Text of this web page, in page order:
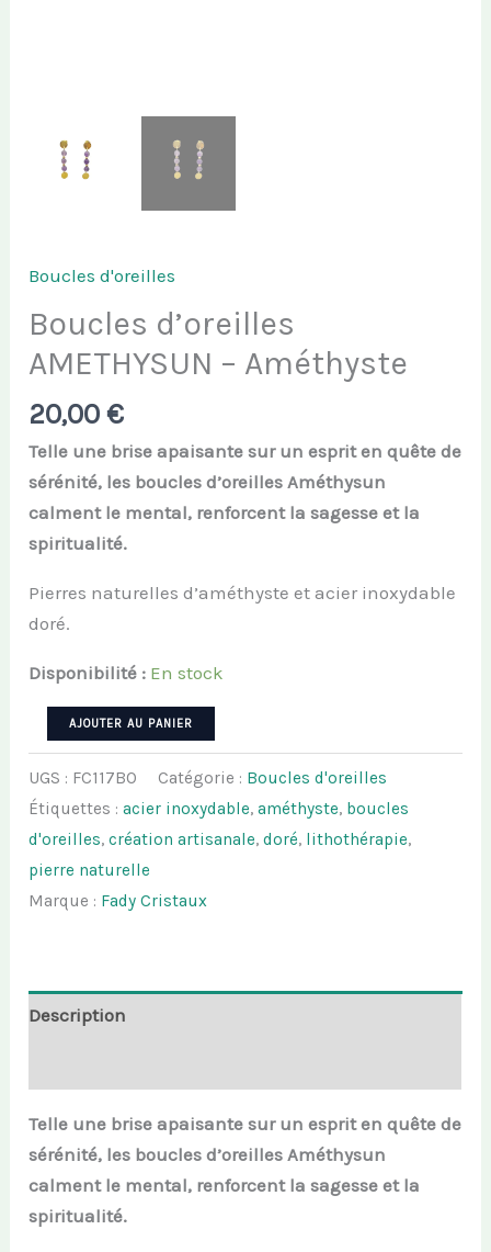
Boucles d'oreilles
Boucles d’oreilles
AMETHYSUN – Améthyste
20,00€
Telle une brise apaisante sur un esprit en quête de
sérénité, les boucles d’oreilles Améthysun
calment le mental, renforcent la sagesse et la
spiritualité.
Pierres naturelles d’améthyste et acier inoxydable
doré.
Disponibilité : En stock
quantité
de
Boucles
d'oreilles
AMETHYSUN
-
Améthyste
AJOUTER AU PANIER
UGS : FC117BO Catégorie : Boucles d'oreilles
Étiquettes :acier inoxydable,améthyste, boucles
d'oreilles,création artisanale,doré, lithothérapie,
pierre naturelle
Marque : Fady Cristaux
Description
Telle une brise apaisante sur un esprit en quête de
sérénité, les boucles d’oreilles Améthysun
calment le mental, renforcent la sagesse et la
spiritualité.